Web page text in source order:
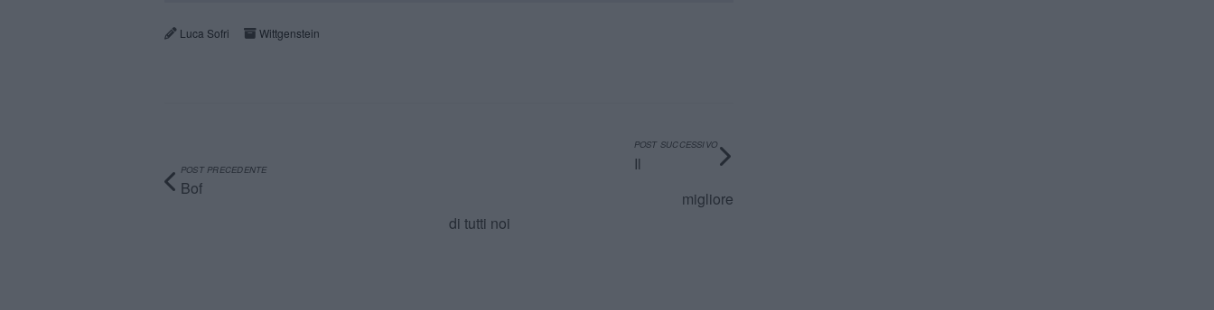
Luca Sofri Wittgenstein
POST PRECEDENTE
Bof
POST SUCCESSIVO
Il
migliore
di tutti noi